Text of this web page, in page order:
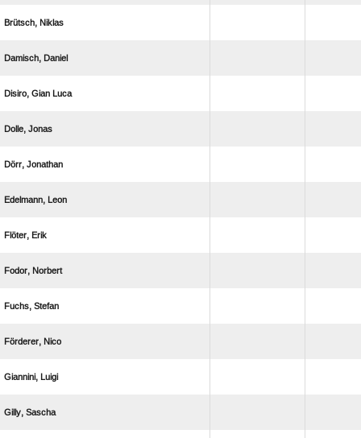
 
 
  
 
 
 
 
 
 
 
 
 